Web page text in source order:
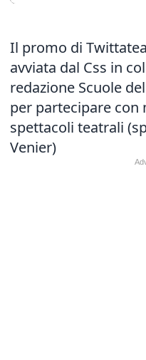
Il promo di
avviata dal Css in
redazione Scuole
per partecipare con
spettacoli teatrali
Venier)